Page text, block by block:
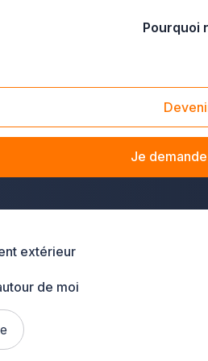
Pourquoi
Je
à Guérande? La solution Plus
un jardin ou embellir vos
envies.
de moi
extérieur